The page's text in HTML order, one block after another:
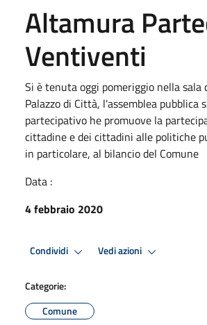
Altamura
Ventiventi
Si è tenuta oggi pomeriggio nella sala
Palazzo di Città, l'assemblea pubblica
partecipativo he promuove la
cittadine e dei cittadini alle politiche
in particolare, al bilancio del Comune
Data :
4 febbraio 2020
Condividi Vedi azioni
Categorie:
Comune